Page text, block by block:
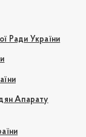
Ради України
Апарату